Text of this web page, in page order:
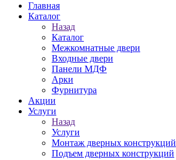
Главная
Каталог
Назад
Каталог
Межкомнатные двери
Входные двери
Панели МДФ
Арки
Фурнитура
Акции
Услуги
Назад
Услуги
Монтаж дверных конструкций
Подъем дверных конструкций